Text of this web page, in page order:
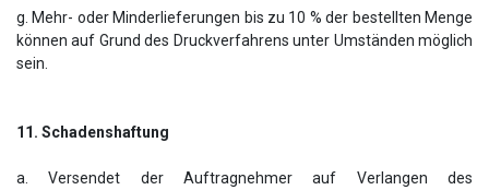
g. Mehr- oder Minderlieferungen bis zu 10 % der bestellten Menge
können auf Grund des Druckverfahrens unter Umständen möglich
sein.
11. Schadenshaftung
a. Versendet der Auftragnehmer auf Verlangen des